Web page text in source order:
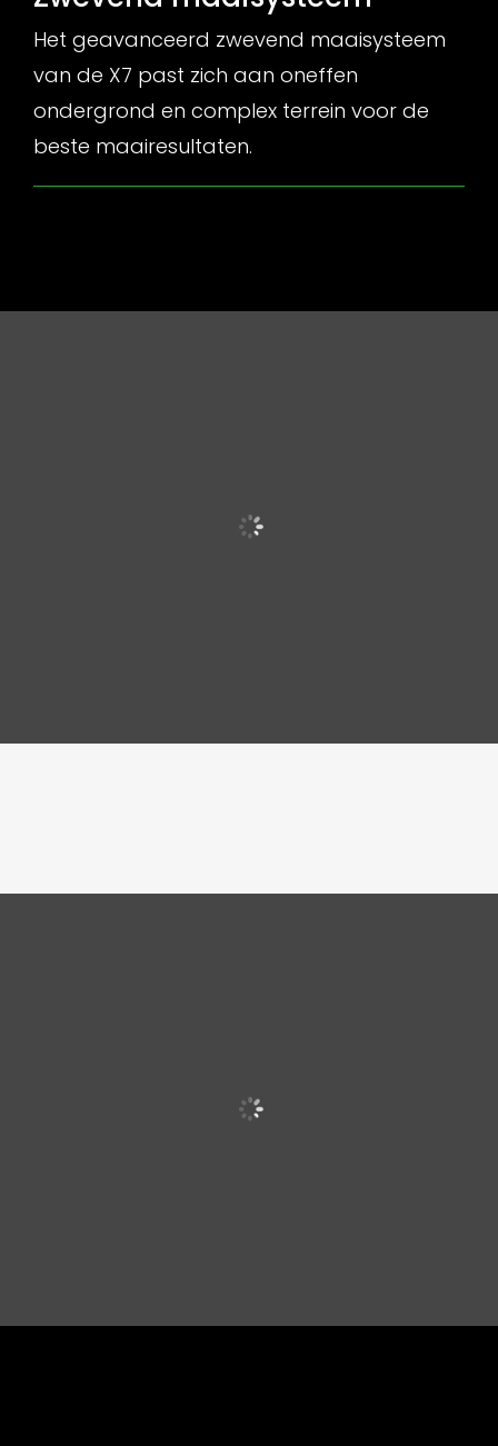
Het geavanceerd zwevend maaisysteem
van de X7 past zich aan oneffen
ondergrond en complex terrein voor de
beste maairesultaten.